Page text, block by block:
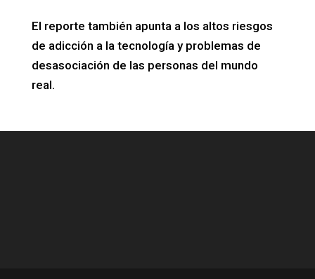
El reporte también apunta a los altos riesgos
de adicción a la tecnología y problemas de
desasociación de las personas del mundo
real.